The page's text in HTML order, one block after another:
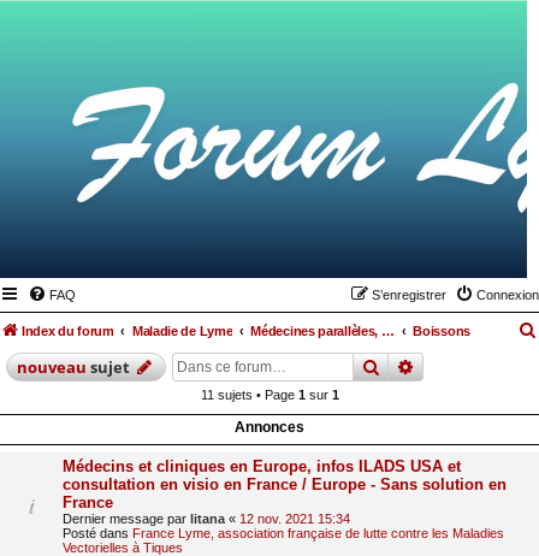
FAQ Connexion
S’enregistrer
Index du forum Maladie de Lyme Médecines parallèles, alimentation et hygiène de vie Boissons
nouveausujet rechercher
recherche
11 sujets • Page 1sur 1
Annonces
Médecins et cliniques en Europe, infos ILADS USA et
consultation en visio en France / Europe - Sans solution en
France
Dernier message par litana « 12 nov. 2021 15:34
Posté dans France Lyme, association française de lutte contre les Maladies
Vectorielles à Tiques